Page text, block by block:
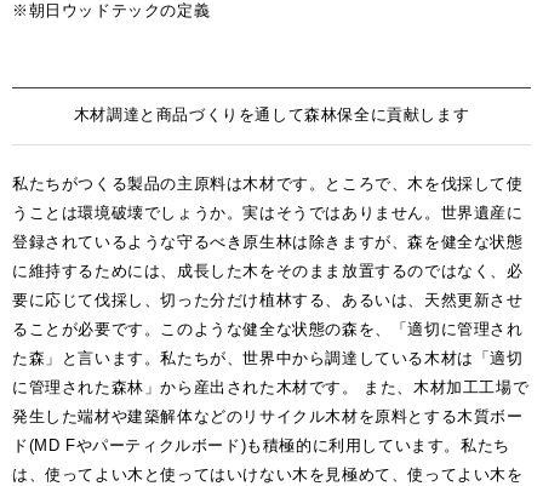
※朝日ウッドテックの定義
木材調達と商品づくりを通して森林保全に貢献します
私たちがつくる製品の主原料は木材です。ところで、木を伐採して使
うことは環境破壊でしょうか。実はそうではありません。世界遺産に
登録されているような守るべき原生林は除きますが、森を健全な状態
に維持するためには、成長した木をそのまま放置するのではなく、必
要に応じて伐採し、切った分だけ植林する、あるいは、天然更新させ
ることが必要です。このような健全な状態の森を、「適切に管理され
た森」と言います。私たちが、世界中から調達している木材は「適切
に管理された森林」から産出された木材です。 また、木材加工工場で
発生した端材や建築解体などのリサイクル木材を原料とする木質ボー
ド(MD Fやパーティクルボード)も積極的に利用しています。私たち
は、使ってよい木と使ってはいけない木を見極めて、使ってよい木を